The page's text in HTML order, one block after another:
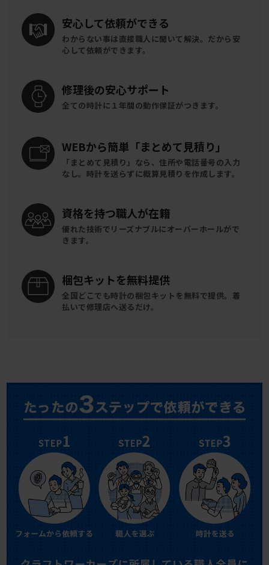
安心して依頼ができる
わからない事は直接職人に聞いて解決。 だから安
心して依頼ができます。
修理後の安心サポート
全ての時計に １年間の動作保証がつきます。
WEBから簡単 「まとめて見積り」
「まとめて見積り」なら、住所や電話番号の入力
なし。時計を送らずに概算見積りを作成します。
資格を持つ職人が在籍
優れた技術でリーズナブルにオーバーホールがで
きます。
梱包キットを無料提供
全国どこでも時計の梱包キットを 無料で提供。 着
払いで修理店へ送るだけ。